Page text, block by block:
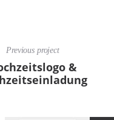
Previous project
&